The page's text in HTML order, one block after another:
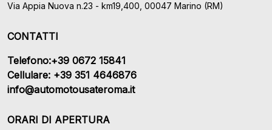
Via Appia Nuova n.23 - km19,400, 00047 Marino (RM)
CONTATTI
Telefono:+39 0672 15841
Cellulare: +39 351 4646876
info@automotousateroma.it
ORARI DI APERTURA